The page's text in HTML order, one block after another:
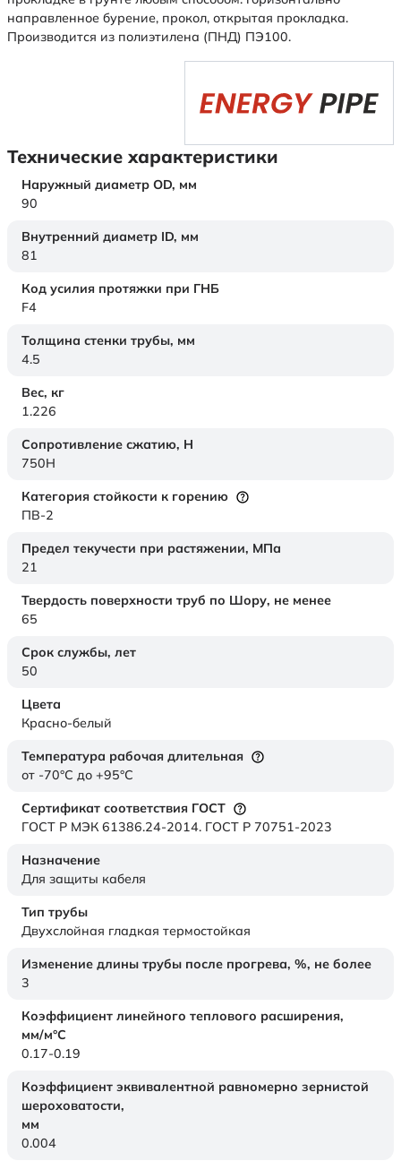
направленное бурение, прокол, открытая прокладка.
Производится из полиэтилена (ПНД) ПЭ100.
Технические характеристики
Наружный диаметр OD, мм
90
Внутренний диаметр ID, мм
81
Код усилия протяжки при ГНБ
F4
Толщина стенки трубы, мм
4.5
Вес, кг
1.226
Сопротивление сжатию, Н
750H
Категория стойкости к горению
ПВ-2
Предел текучести при растяжении, МПа
21
Твердость поверхности труб по Шору, не менее
65
Срок службы, лет
50
Цвета
Красно-белый
Температура рабочая длительная
от -70°C до +95°C
Сертификат соответствия ГОСТ
ГОСТ Р МЭК 61386.24-2014. ГОСТ Р 70751-2023
Назначение
Для защиты кабеля
Тип трубы
Двухслойная гладкая термостойкая
Изменение длины трубы после прогрева, %, не более
3
Коэффициент линейного теплового расширения,
мм/м°С
0.17-0.19
Коэффициент эквивалентной равномерно зернистой
шероховатости,
мм
0.004